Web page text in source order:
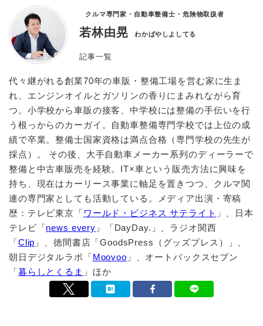
クルマ専門家・自動車整備士・危険物取扱者
若林由晃 わかばやしよしてる
記事一覧
代々継がれる創業70年の車販・整備工場を営む家に生ま
れ、エンジンオイルとガソリンの香りにまみれながら育
つ。小学校から車販の接客、中学校には整備の手伝いを行
う根っからのカーガイ。自動車整備専門学校では上位の成
績で卒業。整備士国家資格は満点合格（専門学校の先生が
採点）。 その後、大手自動車メーカー系列のディーラーで
整備と中古車販売を経験。IT×車という販売方法に興味を
持ち、現在はカーリース事業に軸足を置きつつ、クルマ関
連の専門家としても活動している。メディア出演・寄稿
歴：テレビ東京「 ワールド・ビジネス サテライト 」、日本
テレビ「news every 」「DayDay.」、ラジオ関西
「Clip 」、徳間書店「GoodsPress（グッズプレス）」、
朝日デジタルラボ「Moovoo 」、オートバックスセブン
「暮らしとくるま 」ほか